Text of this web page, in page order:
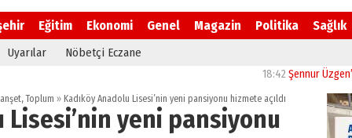
Eğitim Ekonomi Genel Magazin Politika Sağlık
Uyarılar Nöbetçi Eczane
Şennur Üzgen’in
,Toplum »Kadıköy Anadolu Lisesi’nin yeni pansiyonu hizmete açıldı
Lisesi’nin yeni pansiyonu